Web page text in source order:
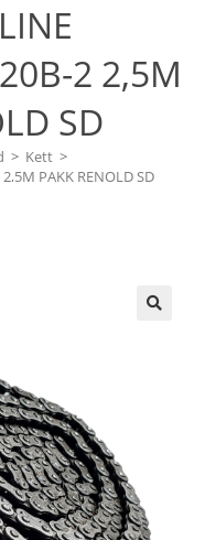
2 2,5M
SD
> Kett >
PAKK RENOLD SD